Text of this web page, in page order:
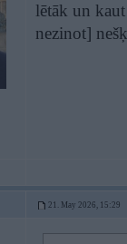
lētāk un
nezinot]
21. May 2026, 15:29